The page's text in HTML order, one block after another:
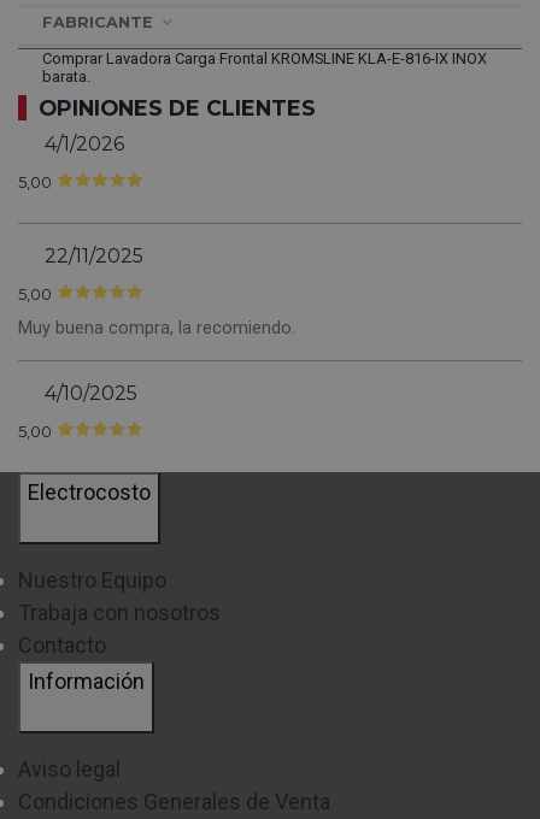
FABRICANTE
Comprar Lavadora Carga Frontal KROMSLINE KLA-E-816-IX INOX
barata.
OPINIONES DE CLIENTES
4/1/2026
5,00
22/11/2025
5,00
Muy buena compra, la recomiendo.
4/10/2025
5,00
Electrocosto
Nuestro Equipo
Trabaja con nosotros
Contacto
Información
Aviso legal
Condiciones Generales de Venta